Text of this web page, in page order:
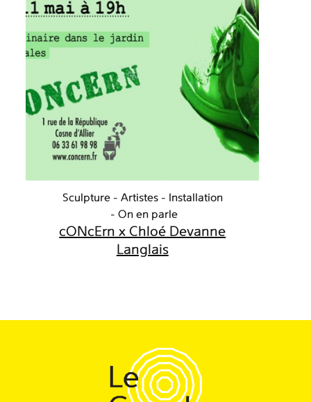
Sculpture Artistes
Installation
On en parle
cONcErn x Chloé Devanne
Langlais